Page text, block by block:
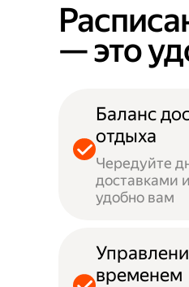
— это
Баланс
отдыха
Чередуйте
доставками
удобно вам
временем